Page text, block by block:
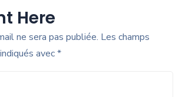
Here
ne sera pas publiée. Les champs
avec*